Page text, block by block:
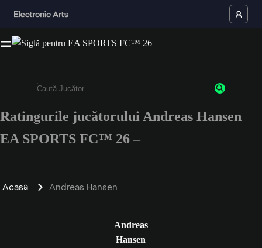
Enter a minimum of 3 characters or numbers
Ratingurile jucătorului Andreas Hansen
EA SPORTS FC™ 26 –
Acasă Andreas Hansen
Andreas
Hansen